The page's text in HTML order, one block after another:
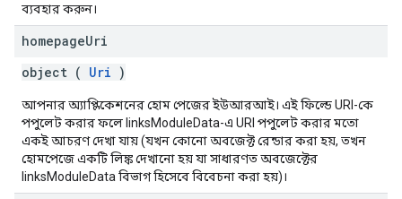
ব্যবহার করুন।
homepageUri
object ( Uri )
আপনার অ্যাপ্লিকেশনের হোম পেজের ইউআরআই। এই ফিল্ডে URI-কে
পপুলেট করার ফলে linksModuleData-এ URI পপুলেট করার মতো
একই আচরণ দেখা যায় (যখন কোনো অবজেক্ট রেন্ডার করা হয়, তখন
হোমপেজে একটি লিঙ্ক দেখানো হয় যা সাধারণত অবজেক্টের
linksModuleData বিভাগ হিসেবে বিবেচনা করা হয়)।